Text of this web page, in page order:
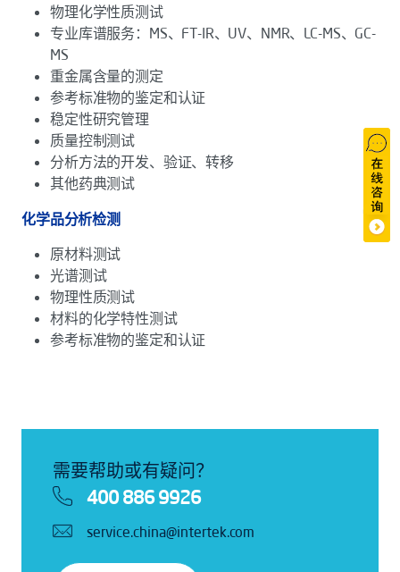
物理化学性质测试
专业库谱服务：MS、FT-IR、UV、NMR、LC-MS、GC-
MS
重金属含量的测定
参考标准物的鉴定和认证
稳定性研究管理
质量控制测试
分析方法的开发、验证、转移
其他药典测试
化学品分析检测
原材料测试
光谱测试
物理性质测试
材料的化学特性测试
参考标准物的鉴定和认证
需要帮助或有疑问？
400 886 9926
service.china@intertek.com